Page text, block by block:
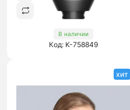
В наличии
Код: K-758849
хит